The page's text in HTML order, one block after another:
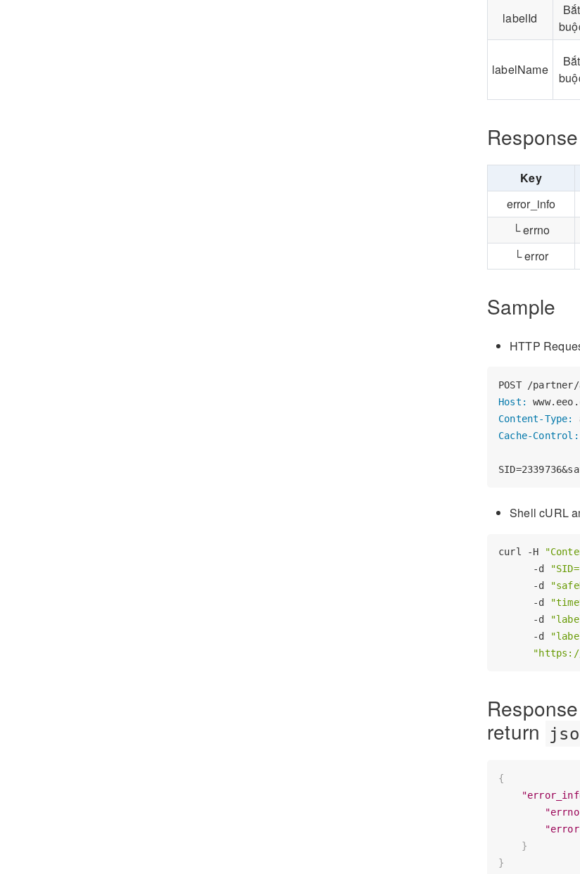
labelId
Bắt
labelName
Bắt
Key
error_info
└ errno
└ error
Sample
HTTP
Host:
Content-Type:
Cache-Control:
Shell cURL
curl -H
      -d
      -d
      -d
      -d
      -d
"https://
return
{
}
}